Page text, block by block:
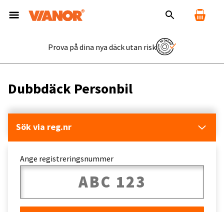
Prova på dina nya däck utan risk
Dubbdäck Personbil
Sök via reg.nr
Ange registreringsnummer